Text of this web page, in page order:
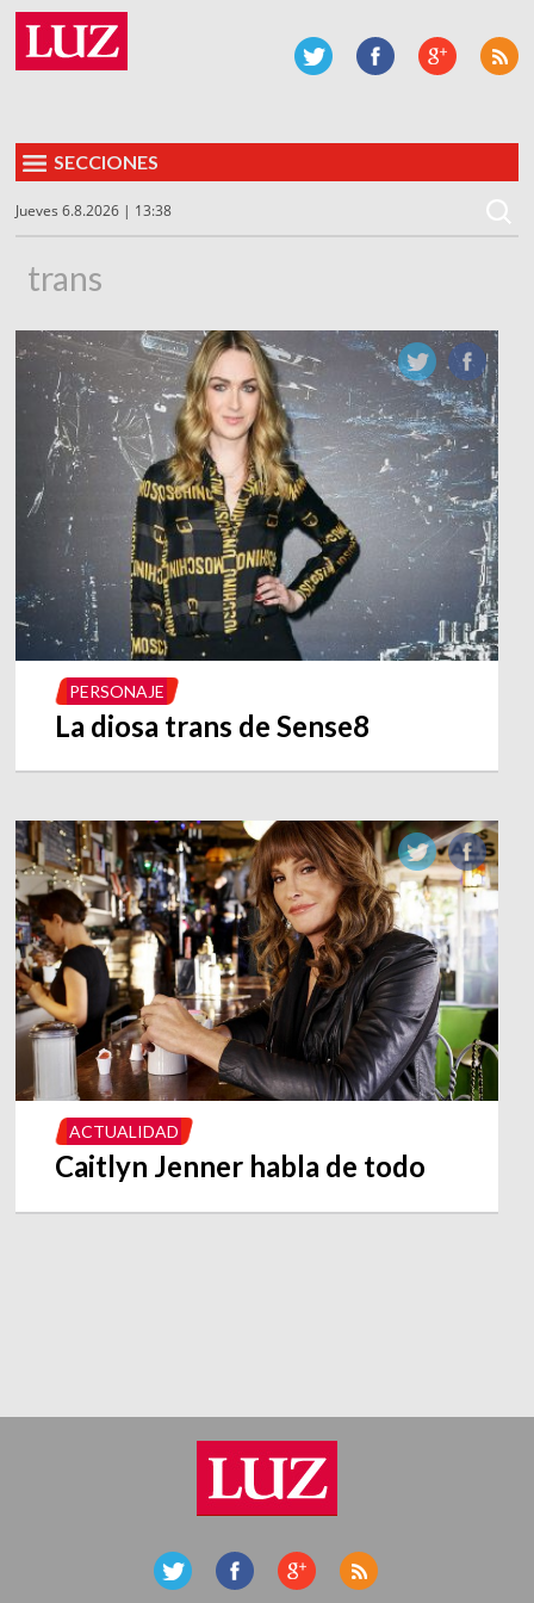
SECCIONES
Jueves 6.8.2026 | 13:38
trans
PERSONAJE
La diosa trans de Sense8
ACTUALIDAD
Caitlyn Jenner habla de todo